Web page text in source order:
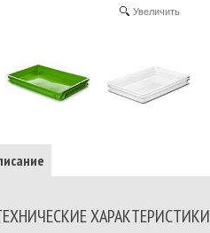
Увеличить
ХАРАКТЕРИСТИКИ